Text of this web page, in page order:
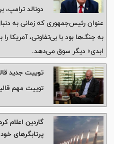
دونالد
عنوان رئیس‌جمهوری که زمانی به
به جنگ‌ها بود با بی‌تفاوتی،
ابدی» دیگر سوق می‌دهد.
توییت جدید
توییت مهم
پرتابگرهای